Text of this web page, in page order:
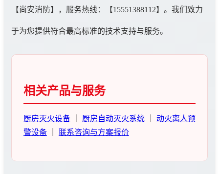
【尚安消防】，服务热线：【15551388112】。我们致力
于为您提供符合最高标准的技术支持与服务。
相关产品与服务
厨房灭火设备 厨房自动灭火系统
动火离人预
警设备
联系咨询与方案报价